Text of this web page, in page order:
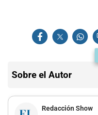
Sobre el Autor
Redacción Show